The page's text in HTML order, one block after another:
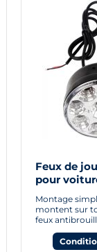
Feux de
pour
Tech®
Montage
montent sur
feux